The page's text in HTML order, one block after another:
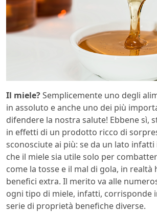
Il miele?Semplicemente uno degli
in assoluto e anche uno dei più
difendere la nostra salute! Ebbene sì,
in effetti di un prodotto ricco di
sconosciute ai più: se da un lato
che il miele sia utile solo per
come la tosse e il mal di gola, in realtà
benefici extra. Il merito va alle
ogni tipo di miele, infatti, corrisponde
serie di proprietà benefiche diverse.